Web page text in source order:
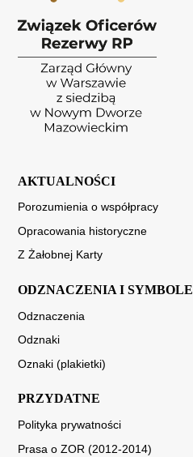
AKTUALNOŚCI
Porozumienia o współpracy
Opracowania historyczne
Z Żałobnej Karty
ODZNACZENIA I SYMBOLE
Odznaczenia
Odznaki
Oznaki (plakietki)
PRZYDATNE
Polityka prywatności
Prasa o ZOR (2012-2014)